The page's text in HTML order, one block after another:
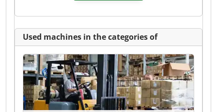
Used machines in the categories of